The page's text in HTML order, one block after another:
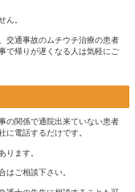
」と言われることが多
もあるので薬で痛みを